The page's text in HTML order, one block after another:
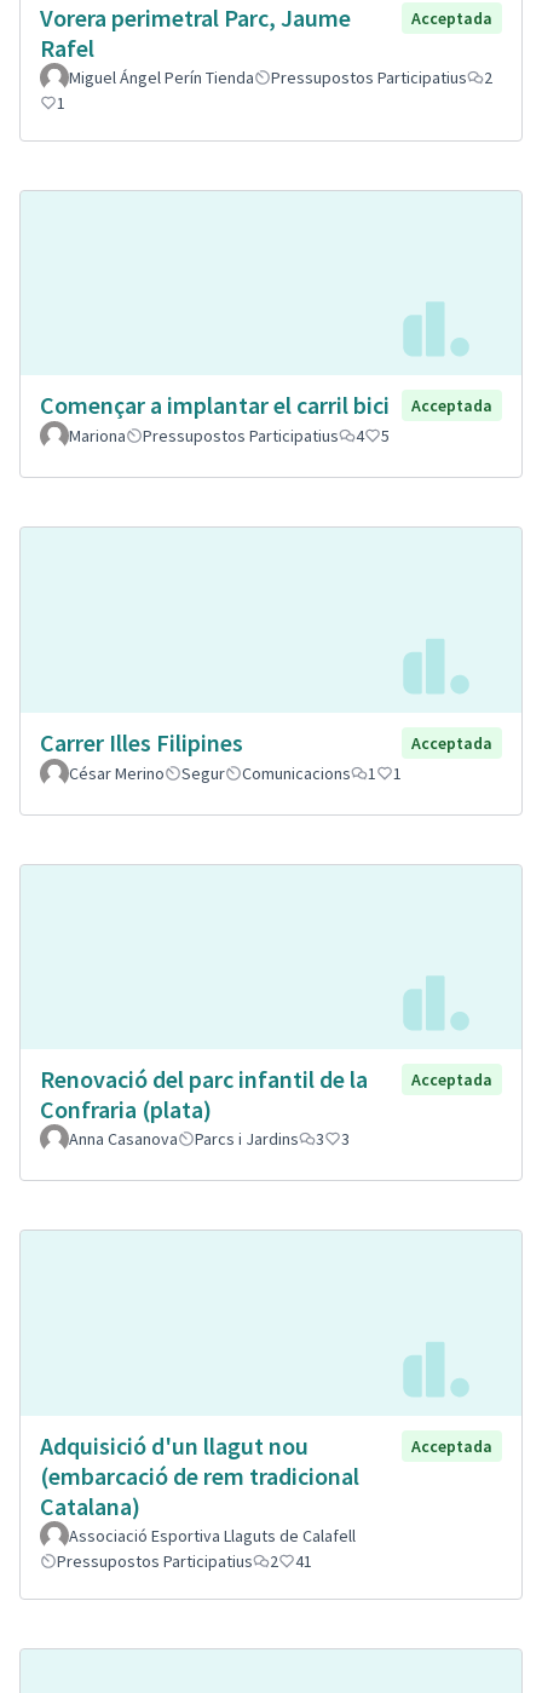
Vorera perimetral Parc, Jaume
Rafel
Acceptada
Miguel Ángel Perín Tienda Pressupostos Participatius
2
1
Començar a implantar el carril bici
Acceptada
Mariona
Pressupostos Participatius 4 5
Carrer Illes Filipines
Acceptada
César Merino
Segur Comunicacions 1 1
Renovació del parc infantil de la
Confraria (plata)
Acceptada
Anna Casanova Parcs i Jardins 3 3
Adquisició d'un llagut nou
(embarcació de rem tradicional
Catalana)
Acceptada
Associació Esportiva Llaguts de Calafell
Pressupostos Participatius
2 41